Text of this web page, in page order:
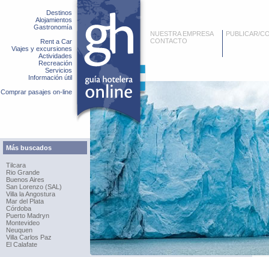
Destinos
Alojamientos
Gastronomía
Rent a Car
Viajes y excursiones
Actividades
Recreación
Servicios
Información útil
Comprar pasajes on-line
Más buscados
Tilcara
Rio Grande
Buenos Aires
San Lorenzo (SAL)
Villa la Angostura
Mar del Plata
Córdoba
Puerto Madryn
Montevideo
Neuquen
Villa Carlos Paz
El Calafate
NUESTRA EMPRESA
CONTACTO
PUBLICAR/